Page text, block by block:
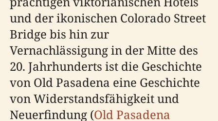
und der ikonischen Colorado Street
Bridge bis hin zur
Vernachlässigung in der Mitte des
20. Jahrhunderts ist die Geschichte
von Old Pasadena eine Geschichte
von Widerstandsfähigkeit und
Neuerfindung (Old Pasadena